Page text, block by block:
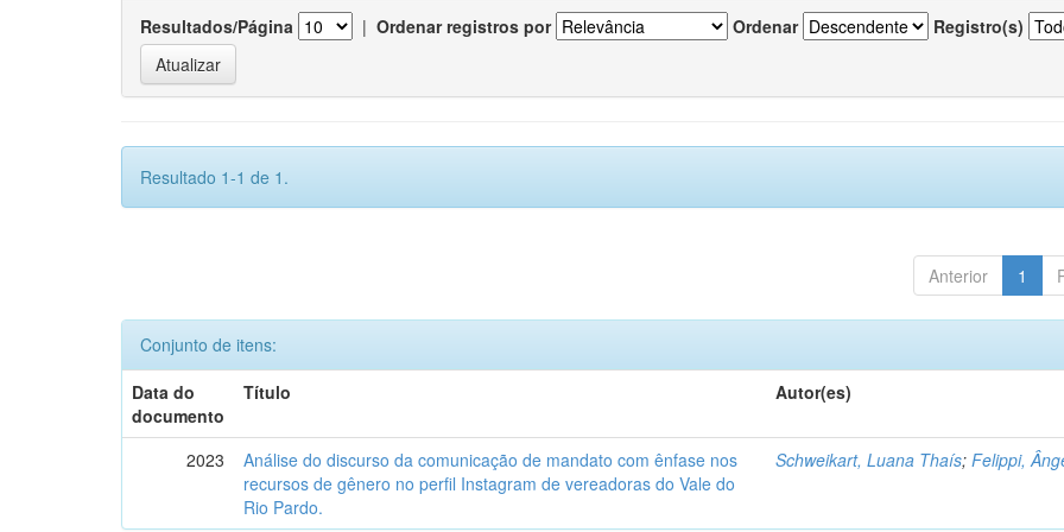
Resultados/Página | Ordenar registros por Ordenar Registro(s)
Resultado 1-1 de 1.
Anterior 1
Conjunto de itens:
Data do
documento
Título Autor(es)
2023
Análise do discurso da comunicação de mandato com ênfase nos
recursos de gênero no perfil Instagram de vereadoras do Vale do
Rio Pardo.
Schweikart, Luana Thaís;Felippi,